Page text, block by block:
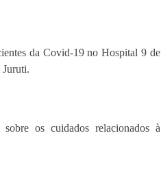
da Covid-19 no Hospital 9 de
os cuidados relacionados à